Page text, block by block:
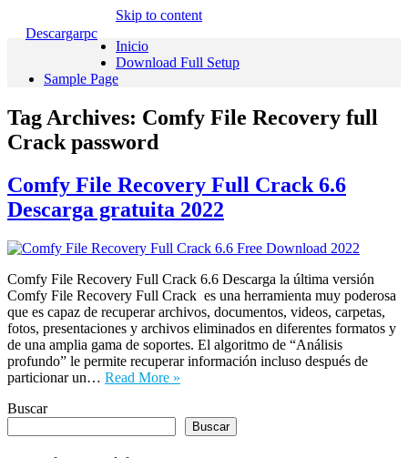
Descargarpc
Skip to content
Inicio
Download Full Setup
Sample Page
Tag Archives: Comfy File Recovery full
Crack password
Comfy File Recovery Full Crack 6.6
Descarga gratuita 2022
Comfy File Recovery Full Crack 6.6 Descarga la última versión
Comfy File Recovery Full Crack es una herramienta muy poderosa
que es capaz de recuperar archivos, documentos, videos, carpetas,
fotos, presentaciones y archivos eliminados en diferentes formatos y
de una amplia gama de soportes. El algoritmo de “Análisis
profundo” le permite recuperar información incluso después de
particionar un… Read More »
Buscar
Buscar